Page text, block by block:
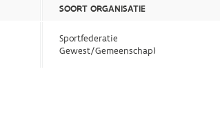
SOORT ORGANISATIE
Sportfederatie
Gewest/Gemeenschap)